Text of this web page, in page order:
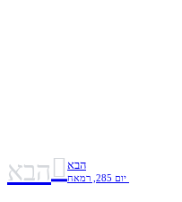
הבא
יום 285, רמאח הבא